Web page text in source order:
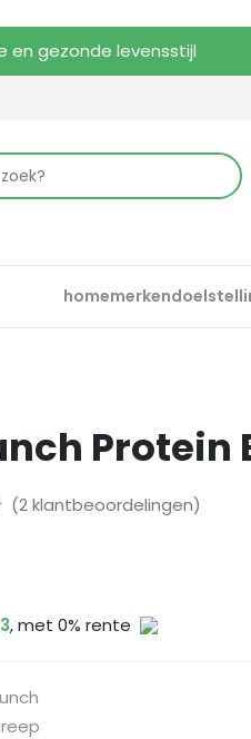
en gezonde levensstijl
homemerken
Protein
(2klantbeoordelingen)
, met 0% rente